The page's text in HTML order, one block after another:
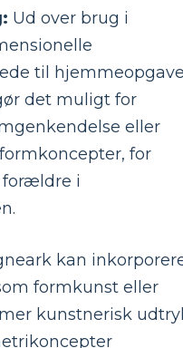
Ud over brug i
til
det muligt for
eller
for
forældre i
kan
formkunst eller
kunstnerisk